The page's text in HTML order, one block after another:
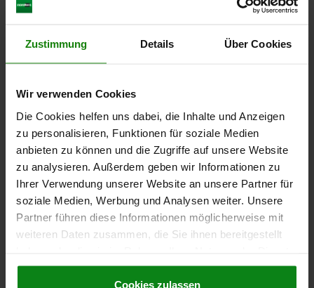
Zustimmung Details Über Cookies
Wir verwenden Cookies
Die Cookies helfen uns dabei, die Inhalte und Anzeigen
zu personalisieren, Funktionen für soziale Medien
anbieten zu können und die Zugriffe auf unsere Website
zu analysieren. Außerdem geben wir Informationen zu
Ihrer Verwendung unserer Website an unsere Partner für
soziale Medien, Werbung und Analysen weiter. Unsere
Partner führen diese Informationen möglicherweise mit
weiteren Daten zusammen, die Sie ihnen bereitgestellt
gesammelt haben.Cookie Richtlinien
Datenschutz|AGB
Cookies zulassen
4) Querstift
5) Klemmschraube
6) Führungshülse
7) Zylinderschraube
8) 1 Satz Führungshülsen
DOWNLOADS
Andere Kunden kauften auch
ähnlich DIN Spannstift geschlitzt